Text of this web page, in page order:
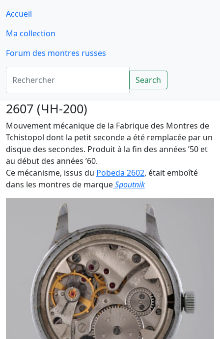
Accueil
Ma collection
Forum des montres russes
Rechercher
Search
2607 (ЧH-200)
Mouvement mécanique de la Fabrique des Montres de
Tchistopol dont la petit seconde a été remplacée par un
disque des secondes. Produit à la fin des années ’50 et
au début des années ’60.
Ce mécanisme, issus du Pobeda 2602, était emboîté
dans les montres de marqueSpoutnik